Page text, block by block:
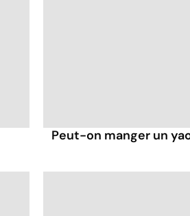
Peut-on manger un